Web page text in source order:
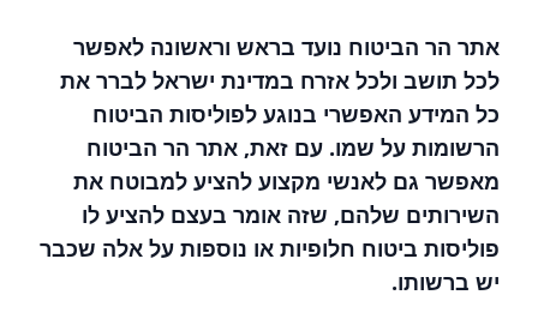
אתר הר הביטוח נועד בראש וראשונה לאפשר
לכל תושב ולכל אזרח במדינת ישראל לברר את
כל המידע האפשרי בנוגע לפוליסות הביטוח
הרשומות על שמו. עם זאת, אתר הר הביטוח
מאפשר גם לאנשי מקצוע להציע למבוטח את
השירותים שלהם, שזה אומר בעצם להציע לו
פוליסות ביטוח חלופיות או נוספות על אלה שכבר
יש ברשותו.